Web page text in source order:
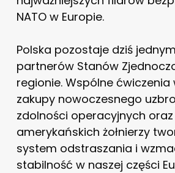
NATO w Europie.
Polska pozostaje dziś
partnerów Stanów
regionie. Wspólne ćwiczenia
zakupy nowoczesnego
zdolności operacyjnych
amerykańskich żołnierzy
system odstraszania i
stabilność w naszej części